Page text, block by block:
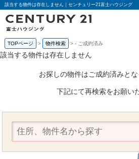
該当する物件は存在しません｜センチュリー21富士ハウジング
TOPページ 物件検索 - ご成約済み
該当する物件は存在しません
お探しの物件はご成約済みとな
下記にて再検索をお願い